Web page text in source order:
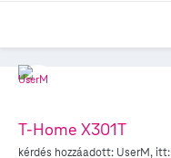
T-Home X301T
kérdés hozzáadott: UserM, itt: